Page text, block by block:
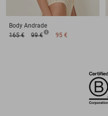
Body Andrade
165 €
99 € 95 €